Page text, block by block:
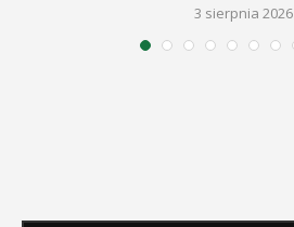
3 sierpnia 2026